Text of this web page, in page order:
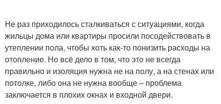
Не раз приходилось сталкиваться с ситуациями, когда
жильцы дома или квартиры просили посодействовать в
утеплении пола, чтобы хоть как-то понизить расходы на
отопление. Но всё дело в том, что это не всегда
правильно и изоляция нужна не на полу, а на стенах или
потолке, либо она не нужна вообще – проблема
заключается в плохих окнах и входной двери.